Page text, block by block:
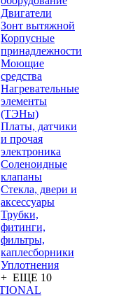
Двигатели
Зонт вытяжной
Корпусные
принадлежности
Моющие
средства
Нагревательные
элементы
(ТЭНы)
Платы, датчики
и прочая
электроника
Соленоидные
клапаны
Стекла, двери и
аксессуары
Трубки,
фитинги,
фильтры,
каплесборники
Уплотнения
+ ЕЩЕ 10